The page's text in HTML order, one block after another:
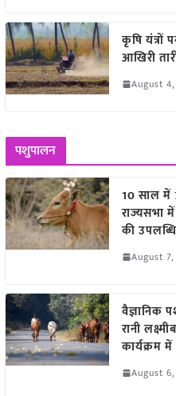
कृषि यंत्रों
आखिरी
August
पशुपालन
10 साल में
राज्यसभा
की
August
वैज्ञानिक
रानी
कार्यक्रम
August